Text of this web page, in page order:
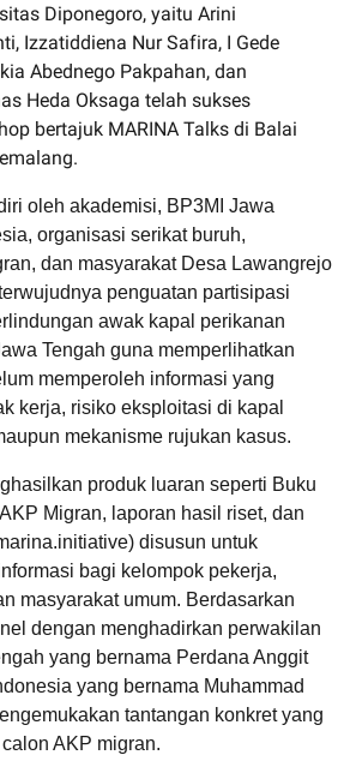
Diponegoro, yaitu Arini
Izzatiddiena Nur Safira, I Gede
Abednego Pakpahan, dan
Heda Oksaga telah sukses
bertajuk MARINA Talks di Balai
oleh akademisi, BP3MI Jawa
organisasi serikat buruh,
dan masyarakat Desa Lawangrejo
penguatan partisipasi
awak kapal perikanan
Tengah guna memperlihatkan
memperoleh informasi yang
kerja, risiko eksploitasi di kapal
mekanisme rujukan kasus.
produk luaran seperti Buku
Migran, laporan hasil riset, dan
disusun untuk
bagi kelompok pekerja,
masyarakat umum. Berdasarkan
dengan menghadirkan perwakilan
yang bernama Perdana Anggit
yang bernama Muhammad
tantangan konkret yang
AKP migran.